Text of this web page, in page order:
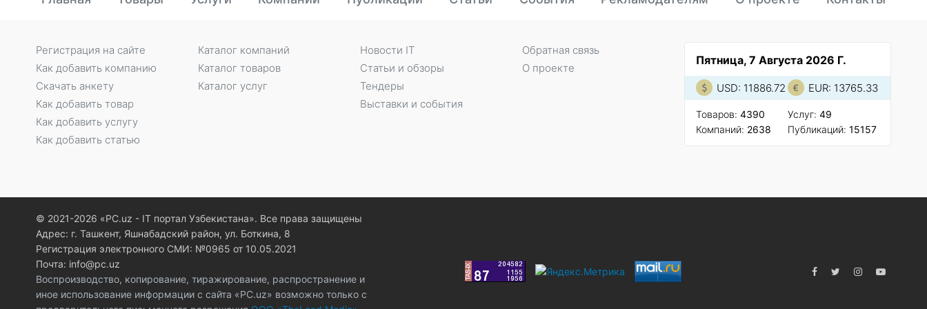
Пятница, 7 Августа 2026 Г.
USD: 11886.72 EUR: 13765.33
Товаров: 4390
Компаний: 2638
Услуг: 49
Публикаций: 15157
Регистрация на сайте
Как добавить компанию
Скачать анкету
Как добавить товар
Как добавить услугу
Как добавить статью
Каталог компаний
Каталог товаров
Каталог услуг
Новости IT
Статьи и обзоры
Тендеры
Выставки и события
Обратная связь
О проекте
© 2021-2026 «PC.uz - IT портал Узбекистана». Все права защищены
Адрес: г. Ташкент, Яшнабадский район, ул. Боткина, 8
Регистрация электронного СМИ: №0965 от 10.05.2021
Почта: info@pc.uz
Воспроизводство, копирование, тиражирование, распространение и
иное использование информации с сайта «PC.uz» возможно только с